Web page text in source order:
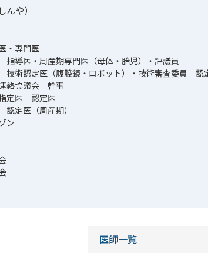
んや）
・専門医
導医・周産期専門医（母体・胎児）・評議員
技術認定医（腹腔鏡・ロボット）・技術審査委員 認
絡協議会 幹事
定医 認定医
定医（周産期）
ン
医師一覧